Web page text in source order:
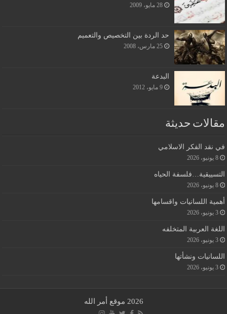
28 مايو، 2009
حد الردة بين التخصيص والتعميم
25 مارس، 2008
البدعة
9 مايو، 2012
مقالات حديثة
في نقد الفكر الاسلامي
8 يونيو، 2026
التسييقية…فلسفة الحياه
8 يونيو، 2026
أهمية اللسانيات واقسامها
3 يونيو، 2026
اللغة العربية المتخلفه
3 يونيو، 2026
اللسانيات ونشأتها
3 يونيو، 2026
2026 موقع أمر الله